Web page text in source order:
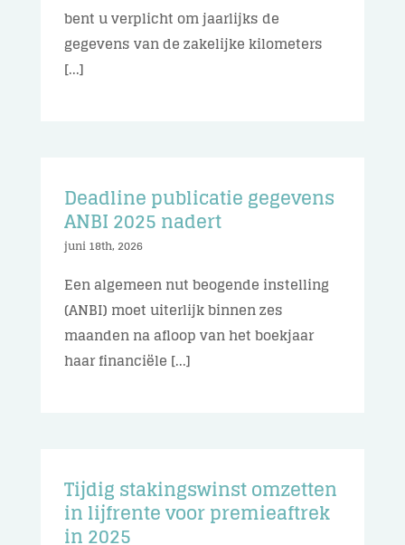
bent u verplicht om jaarlijks de
gegevens van de zakelijke kilometers
[...]
Deadline publicatie gegevens
ANBI 2025 nadert
juni 18th, 2026
Een algemeen nut beogende instelling
(ANBI) moet uiterlijk binnen zes
maanden na afloop van het boekjaar
haar financiële [...]
Tijdig stakingswinst omzetten
in lijfrente voor premieaftrek
in 2025